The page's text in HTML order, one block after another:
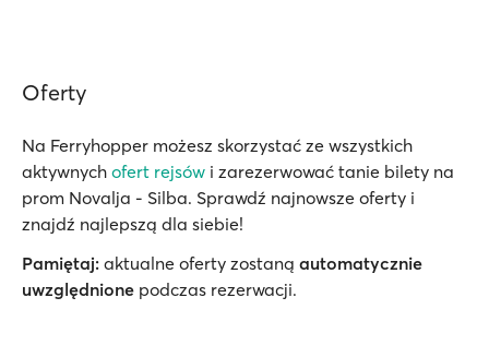
Oferty
Na Ferryhopper możesz skorzystać ze wszystkich
aktywnych ofert rejsów i zarezerwować tanie bilety na
prom Novalja - Silba. Sprawdź najnowsze oferty i
znajdź najlepszą dla siebie!
Pamiętaj: aktualne oferty zostaną automatycznie
uwzględnione podczas rezerwacji.